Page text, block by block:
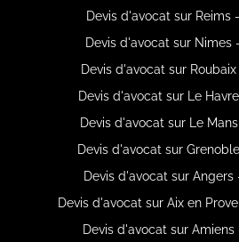
Devis d'avocat sur Reims
Devis d'avocat sur Nimes
Devis d'avocat sur
Devis d'avocat sur Le
Devis d'avocat sur Le
Devis d'avocat sur
Devis d'avocat sur
Devis d'avocat sur Aix en
Devis d'avocat sur